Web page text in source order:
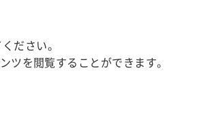
ださい。
ツを閲覧することができます。